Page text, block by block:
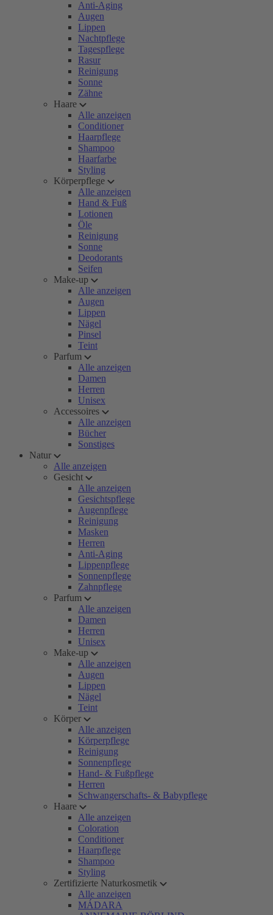
Anti-Aging
Augen
Lippen
Nachtpflege
Tagespflege
Rasur
Reinigung
Sonne
Zähne
Haare
Alle anzeigen
Conditioner
Haarpflege
Shampoo
Haarfarbe
Styling
Körperpflege
Alle anzeigen
Hand & Fuß
Lotionen
Öle
Reinigung
Sonne
Deodorants
Seifen
Make-up
Alle anzeigen
Augen
Lippen
Nägel
Pinsel
Teint
Parfum
Alle anzeigen
Damen
Herren
Unisex
Accessoires
Alle anzeigen
Bücher
Sonstiges
Natur
Alle anzeigen
Gesicht
Alle anzeigen
Gesichtspflege
Augenpflege
Reinigung
Masken
Herren
Anti-Aging
Lippenpflege
Sonnenpflege
Zahnpflege
Parfum
Alle anzeigen
Damen
Herren
Unisex
Make-up
Alle anzeigen
Augen
Lippen
Nägel
Teint
Körper
Alle anzeigen
Körperpflege
Reinigung
Sonnenpflege
Hand- & Fußpflege
Herren
Schwangerschafts- & Babypflege
Haare
Alle anzeigen
Coloration
Conditioner
Haarpflege
Shampoo
Styling
Zertifizierte Naturkosmetik
Alle anzeigen
MÁDARA